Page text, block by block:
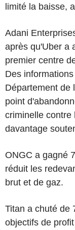
limité la baisse,
Adani
après qu'Uber a
premier centre
Des
Département de
point
criminelle contre
davantage
ONGC a gagné
réduit les
brut et de gaz.
Titan a chuté de
objectifs de